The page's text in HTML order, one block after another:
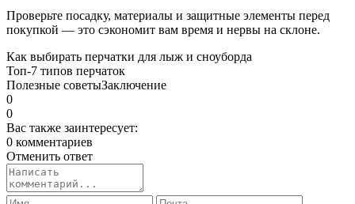
Проверьте посадку, материалы и защитные элементы перед
покупкой — это сэкономит вам время и нервы на склоне.
Как выбирать перчатки для лыж и сноуборда
Топ‑7 типов перчаток
Полезные советыЗаключение
0
0
Вас также заинтересует:
0 комментариев
Отменить ответ